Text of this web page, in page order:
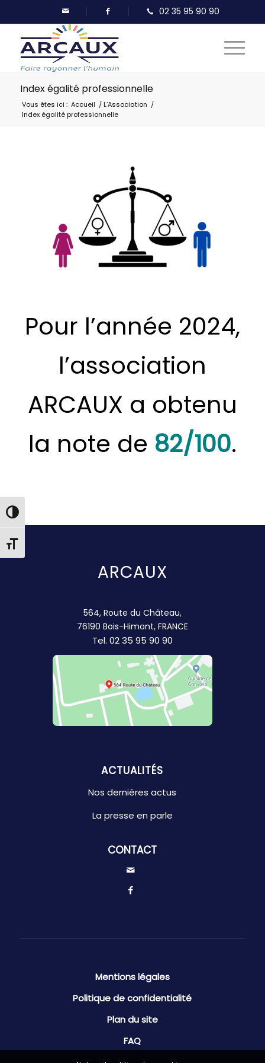
Passer en contraste élevé
Changer la taille de la police
Index égalité professionnelle
Vous êtes ici : Accueil / L’Association /
Index égalité professionnelle
Pour l’année 2024,
l’association
ARCAUX a obtenu
la note de 82/100.
ARCAUX
564, Route du Château,
76190 Bois-Himont, FRANCE
Tel. 02 35 95 90 90
ACTUALITÉS
Nos dernières actus
La presse en parle
CONTACT
Mentions légales
Politique de confidentialité
Plan du site
FAQ